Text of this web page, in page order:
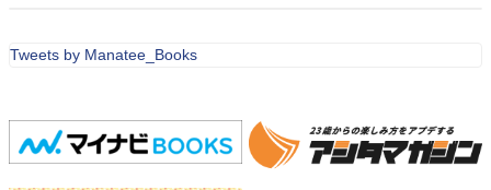
Tweets by Manatee_Books